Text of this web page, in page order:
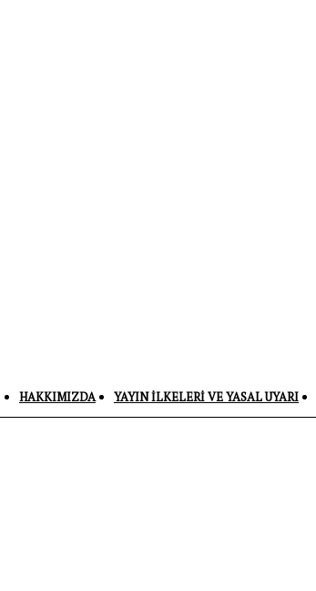
HAKKIMIZDA YAYIN İLKELERI VE YASAL UYARI